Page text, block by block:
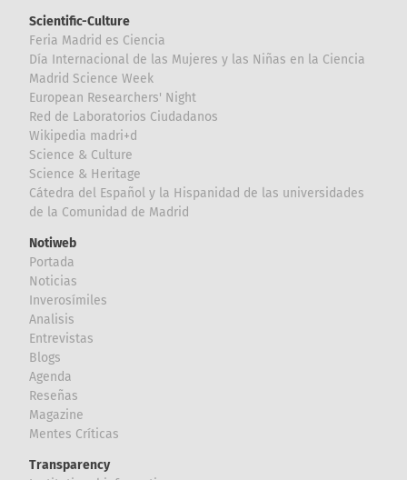
Scientific-Culture
Feria Madrid es Ciencia
Día Internacional de las Mujeres y las Niñas en la Ciencia
Madrid Science Week
European Researchers' Night
Red de Laboratorios Ciudadanos
Wikipedia madri+d
Science & Culture
Science & Heritage
Cátedra del Español y la Hispanidad de las universidades
de la Comunidad de Madrid
Notiweb
Portada
Noticias
Inverosímiles
Analisis
Entrevistas
Blogs
Agenda
Reseñas
Magazine
Mentes Críticas
Transparency